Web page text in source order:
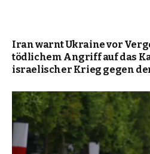
Iran warnt Ukraine vor
tödlichem Angriff auf das
israelischer Krieg gegen